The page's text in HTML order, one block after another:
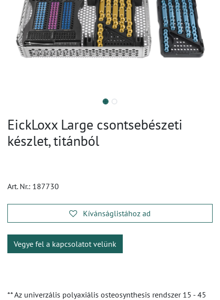
EickLoxx Large csontsebészeti
készlet, titánból
Art. Nr.: 187730
Kívánságlistához ad
Vegye fel a kapcsolatot velünk
** Az univerzális polyaxiális osteosynthesis rendszer 15 - 45